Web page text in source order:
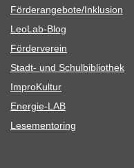
Förderangebote/​​Inklusion
Leo­Lab-Blog
För­der­ver­ein
Stadt- und Schulbibliothek
Impro­Kul­tur
Ener­­gie-LAB
Lese­men­to­ring